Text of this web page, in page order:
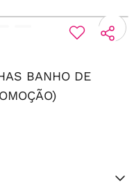
BANHO DE